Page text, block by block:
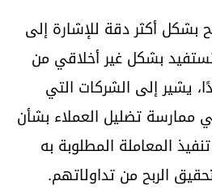
بشكل أكثر دقة للإشارة إلى
بشكل غير أخلاقي من
يشير إلى الشركات التي
ممارسة تضليل العملاء بشأن
المعاملة المطلوبة به
الربح من تداولاتهم.